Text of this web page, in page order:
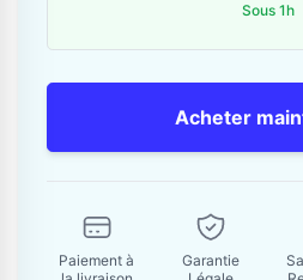
Sous 1h
Acheter
Paiement à
Garantie